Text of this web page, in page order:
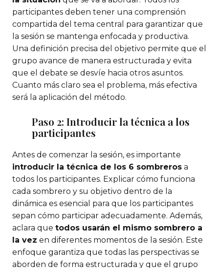
participantes deben tener una comprensión
compartida del tema central para garantizar que
la sesión se mantenga enfocada y productiva.
Una definición precisa del objetivo permite que el
grupo avance de manera estructurada y evita
que el debate se desvíe hacia otros asuntos.
Cuanto más claro sea el problema, más efectiva
será la aplicación del método.
Paso 2: Introducir la técnica a los
participantes
Antes de comenzar la sesión, es importante
introducir la técnica de los 6 sombreros a
todos los participantes. Explicar cómo funciona
cada sombrero y su objetivo dentro de la
dinámica es esencial para que los participantes
sepan cómo participar adecuadamente. Además,
aclara que todos usarán el mismo sombrero a
la vez en diferentes momentos de la sesión. Este
enfoque garantiza que todas las perspectivas se
aborden de forma estructurada y que el grupo